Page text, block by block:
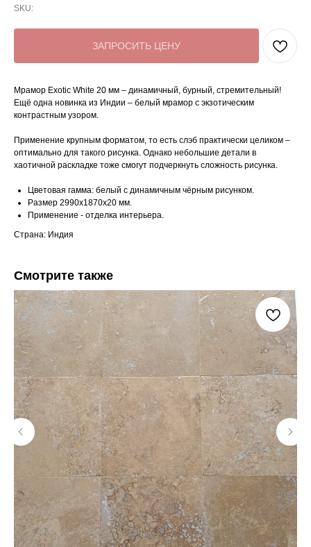
SKU:
ЗАПРОСИТЬ ЦЕНУ
Мрамор Exotic White 20 мм – динамичный, бурный, стремительный!
Ещё одна новинка из Индии – белый мрамор с экзотическим
контрастным узором.
Применение крупным форматом, то есть слэб практически целиком –
оптимально для такого рисунка. Однако небольшие детали в
хаотичной раскладке тоже смогут подчеркнуть сложность рисунка.
Цветовая гамма: белый с динамичным чёрным рисунком.
Размер 2990х1870х20 мм.
Применение - отделка интерьера.
Страна: Индия
Смотрите также